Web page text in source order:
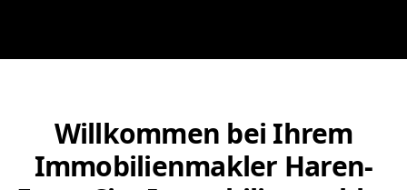
Willkommen bei Ihrem
Immobilienmakler Haren-